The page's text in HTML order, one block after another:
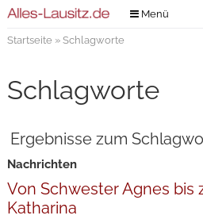
Menü
Verlag
Kontakt
Digitale
Startseite» Schlagworte
Schlagworte
Ergebnisse zum
Nachrichten
Von Schwester Agnes bis
Katharina